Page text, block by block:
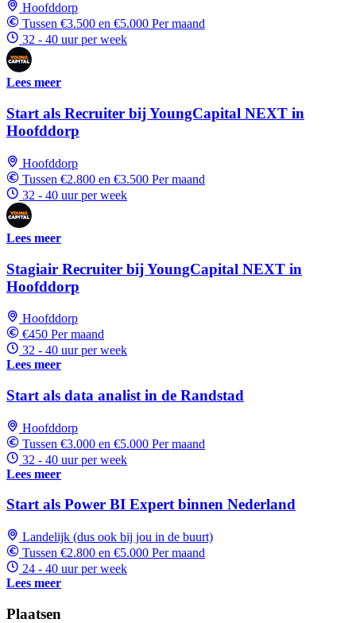
Hoofddorp
Tussen €3.500 en €5.000 Per maand
32 - 40 uur per week
Lees meer
Start als Recruiter bij YoungCapital NEXT in
Hoofddorp
Hoofddorp
Tussen €2.800 en €3.500 Per maand
32 - 40 uur per week
Lees meer
Stagiair Recruiter bij YoungCapital NEXT in
Hoofddorp
Hoofddorp
€450 Per maand
32 - 40 uur per week
Lees meer
Start als data analist in de Randstad
Hoofddorp
Tussen €3.000 en €5.000 Per maand
32 - 40 uur per week
Lees meer
Start als Power BI Expert binnen Nederland
Landelijk (dus ook bij jou in de buurt)
Tussen €2.800 en €5.000 Per maand
24 - 40 uur per week
Lees meer
Plaatsen